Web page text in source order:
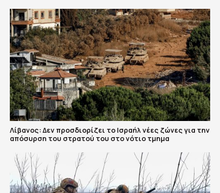
Λίβανος: Δεν προσδιορίζει το Ισραήλ νέες ζώνες για την
απόσυρση του στρατού του στο νότιο τμημα